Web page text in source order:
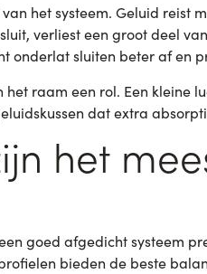
het systeem. Geluid reist
verliest een groot deel
onderlat sluiten beter af en
raam een rol. Een kleine
dat extra
het
goed afgedicht systeem
bieden de beste